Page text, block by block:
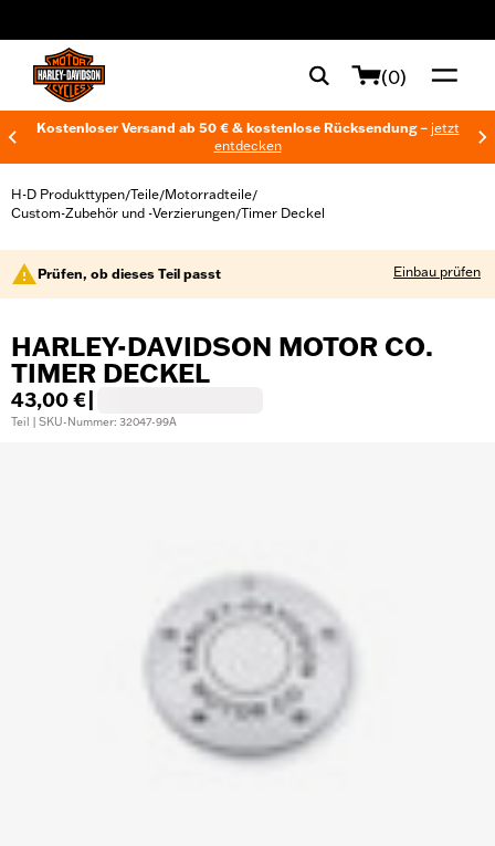
(0)
Kostenloser Versand ab 50 € & kostenlose Rücksendung – jetzt
entdecken
H-D Produkttypen/Teile/Motorradteile/
Custom-Zubehör und -Verzierungen/Timer Deckel
Prüfen, ob dieses Teil passt Einbau prüfen
HARLEY-DAVIDSON MOTOR CO.
TIMER DECKEL
43,00 €
Teil | SKU-Nummer: 32047-99A